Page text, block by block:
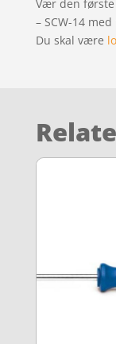
Vær den første
– SCW-14
Du skal være